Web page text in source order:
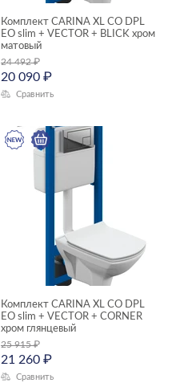
Комплект CARINA XL CO DPL
EO slim + VECTOR + BLICK хром
матовый
24 492₽
20 090 ₽
Сравнить
Комплект CARINA XL CO DPL
EO slim + VECTOR + CORNER
хром глянцевый
25 915₽
21 260 ₽
Сравнить